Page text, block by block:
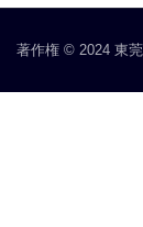
著作権 © 2024 東